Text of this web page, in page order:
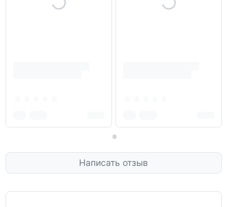
Написать отзыв